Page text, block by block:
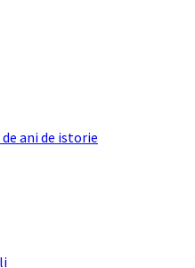
ani de istorie